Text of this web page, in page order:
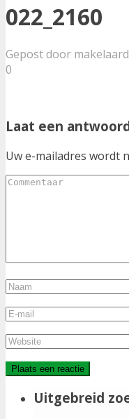
022_2160
Gepost door
0
Laat een
Uw e-mailadres wordt
Uitgebreid